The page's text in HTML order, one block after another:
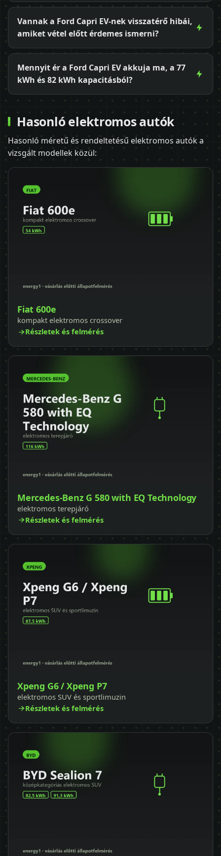
Vannak a Ford Capri EV-nek visszatérő hibái,
amiket vétel előtt érdemes ismerni?
Mennyit ér a Ford Capri EV akkuja ma, a 77
kWh és 82 kWh kapacitásból?
Hasonló elektromos autók
Hasonló méretű és rendeltetésű elektromos autók a
vizsgált modellek közül:
Fiat 600e
kompakt elektromos crossover
Részletek és felmérés
Mercedes-Benz G 580 with EQ Technology
elektromos terepjáró
Részletek és felmérés
Xpeng G6 / Xpeng P7
elektromos SUV és sportlimuzin
Részletek és felmérés